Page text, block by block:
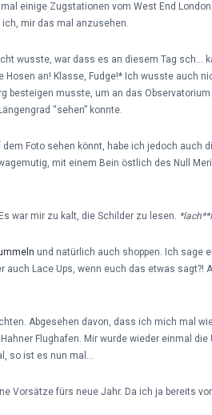
einige Zugstationen vom West End
mir das mal anzusehen.
wusste, war dass es an diesem Tag sch…
Hosen an! Klasse, Fudge!* Ich wusste auch
besteigen musste, um an das
“sehen” konnte.
dem Foto sehen könnt, habe ich jedoch auch
mit einem Bein östlich des Null
war mir zu kalt, die Schilder zu lesen.
und natürlich auch shoppen. Ich sage
Lace Ups, wenn euch das etwas sagt?!
Abgesehen davon, dass ich mich mal
Flughafen. Mir wurde wieder einmal
so ist es nun mal…
Vorsätze fürs neue Jahr. Da ich ja bereits